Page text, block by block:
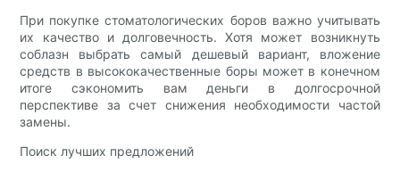
При покупке стоматологических боров важно учитывать
их качество и долговечность. Хотя может возникнуть
соблазн выбрать самый дешевый вариант, вложение
средств в высококачественные боры может в конечном
итоге сэкономить вам деньги в долгосрочной
перспективе за счет снижения необходимости частой
замены.
Поиск лучших предложений